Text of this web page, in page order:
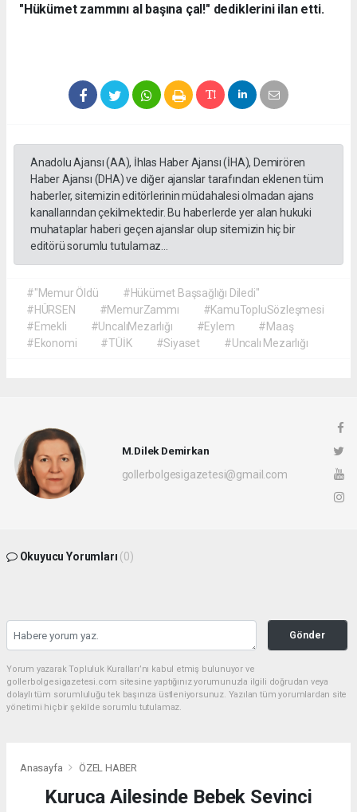
"Hükümet zammını al başına çal!" dediklerini ilan etti.
Anadolu Ajansı (AA), İhlas Haber Ajansı (İHA), Demirören
Haber Ajansı (DHA) ve diğer ajanslar tarafından eklenen tüm
haberler, sitemizin editörlerinin müdahalesi olmadan ajans
kanallarından çekilmektedir. Bu haberlerde yer alan hukuki
muhataplar haberi geçen ajanslar olup sitemizin hiç bir
editörü sorumlu tutulamaz...
#"Memur Öldü
#Hükümet Başsağlığı Diledi"
#HÜRSEN
#MemurZammı
#KamuTopluSözleşmesi
#Emekli
#UncalıMezarlığı #Eylem
#Maaş
#Ekonomi
#TÜİK #Siyaset #Uncalı Mezarlığı
M.Dilek Demirkan
gollerbolgesigazetesi@gmail.com
Okuyucu Yorumları (0)
Gönder
Yorum yazarak Topluluk Kuralları’nı kabul etmiş bulunuyor ve
gollerbolgesigazetesi.com sitesine yaptığınız yorumunuzla ilgili doğrudan veya
dolaylı tüm sorumluluğu tek başınıza üstleniyorsunuz. Yazılan tüm yorumlardan site
yönetimi hiçbir şekilde sorumlu tutulamaz.
Anasayfa ÖZEL HABER
Kuruca Ailesinde Bebek Sevinci